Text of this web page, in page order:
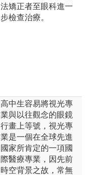
法矯正者至眼科進一
步檢查治療。
高中生容易將視光專
業與以往觀念的眼鏡
行畫上等號，視光專
業是一個在全球先進
國家所肯定的一項國
際醫療專業，因先前
時空背景之故，常無